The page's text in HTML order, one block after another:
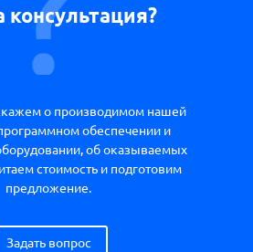
о производимом нашей
обеспечении и
об оказываемых
стоимость и подготовим
предложение.
Задать вопрос